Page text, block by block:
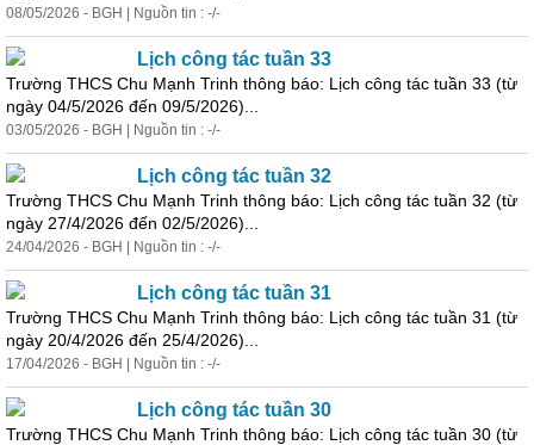
08/05/2026 - BGH | Nguồn tin : -/-
Lịch công tác tuần 33
Trường THCS Chu Mạnh Trinh thông báo: Lịch công tác tuần 33 (từ
ngày 04/5/2026 đến 09/5/2026)...
03/05/2026 - BGH | Nguồn tin : -/-
Lịch công tác tuần 32
Trường THCS Chu Mạnh Trinh thông báo: Lịch công tác tuần 32 (từ
ngày 27/4/2026 đến 02/5/2026)...
24/04/2026 - BGH | Nguồn tin : -/-
Lịch công tác tuần 31
Trường THCS Chu Mạnh Trinh thông báo: Lịch công tác tuần 31 (từ
ngày 20/4/2026 đến 25/4/2026)...
17/04/2026 - BGH | Nguồn tin : -/-
Lịch công tác tuần 30
Trường THCS Chu Mạnh Trinh thông báo: Lịch công tác tuần 30 (từ